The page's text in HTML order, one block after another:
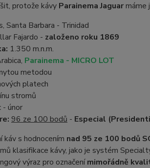
protože kávy Parainema Jaguarmáme
Santa Barbara - Trinidad
Fajardo - založeno roku 1869
1.350 m.n.m.
Parainema - MICRO LOT
metodou
platech
stromů
- únor
96 ze 100 bodů - Especial
káv s hodnocením nad 95 ze 100 bodů
klasifikace kávy, jako je systém
výraz pro označenímimořádně